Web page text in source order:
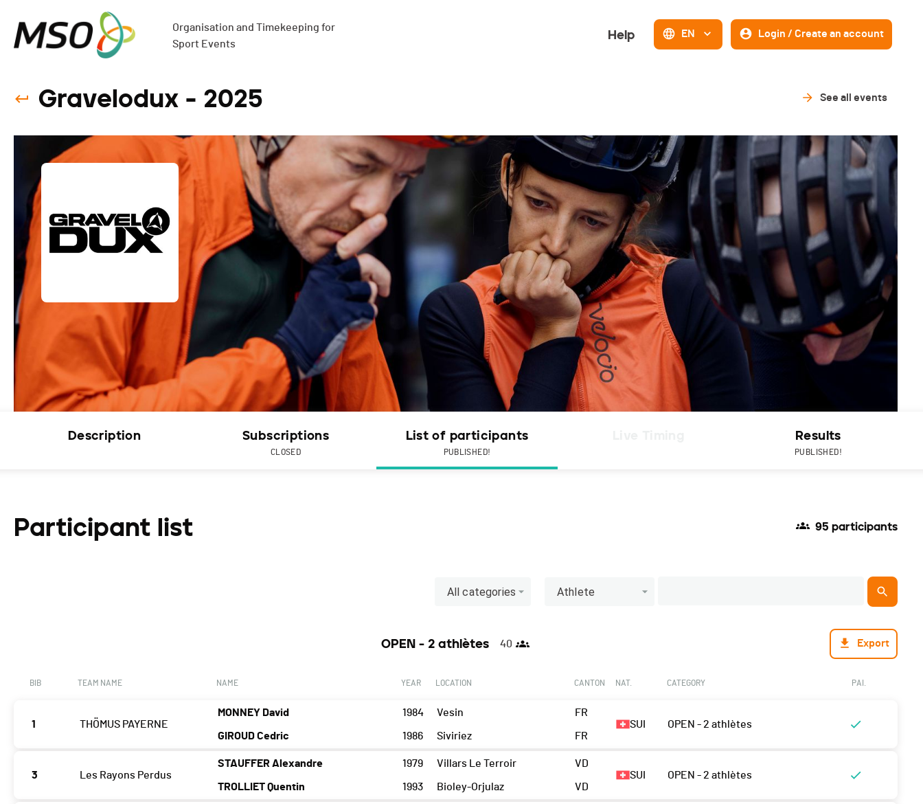
Organisation and Timekeeping for
Sport Events
Help EN Login / Create an account
Gravelodux - 2025 See all events
Description Subscriptions
CLOSED
List of participants
PUBLISHED!
Results
PUBLISHED!
Participant list 95 participants
All categories Athlete
OPEN - 2 athlètes 40 Export
BIB TEAM NAME NAME YEAR LOCATION CANTON NAT. CATEGORY PAI.
1 THÖMUS PAYERNE
MONNEY David
GIROUD Cedric
1984
1986
Vesin
Siviriez
FR
FR
SUI OPEN - 2 athlètes
3 Les Rayons Perdus
STAUFFER Alexandre
TROLLIET Quentin
1979
1993
Villars Le Terroir
Bioley-Orjulaz
VD
VD
SUI OPEN - 2 athlètes